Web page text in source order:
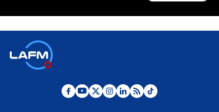
"No hubo fraude ni posibilidad de